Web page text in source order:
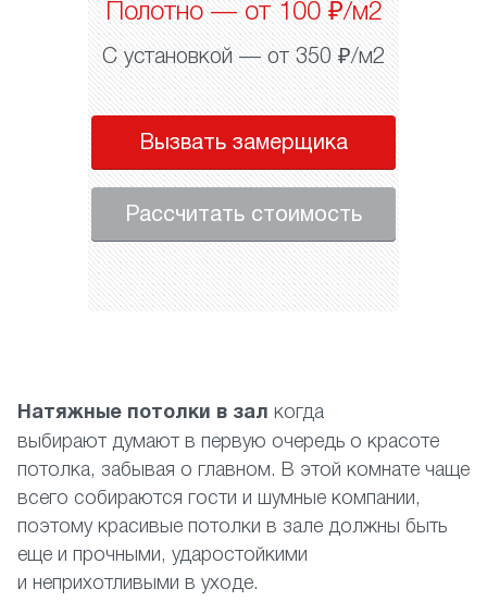
Полотно — от 100 ₽/м2
С установкой — от 350 ₽/м2
Вызвать замерщика
Рассчитать стоимость
Натяжные потолки в зал когда
выбирают думают в первую очередь о красоте
потолка, забывая о главном. В этой комнате чаще
всего собираются гости и шумные компании,
поэтому красивые потолки в зале должны быть
еще и прочными, ударостойкими
и неприхотливыми в уходе.